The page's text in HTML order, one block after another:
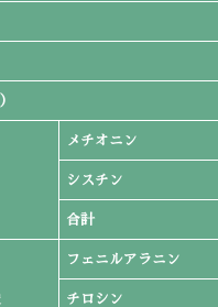
メチオニン
シスチン
合計
フェニルアラニン
チロシン